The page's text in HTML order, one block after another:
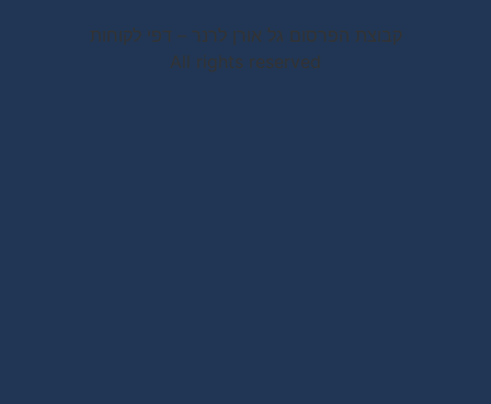
קבוצת הפרסום גל אורן לרנר – דפי לקוחות
All rights reserved